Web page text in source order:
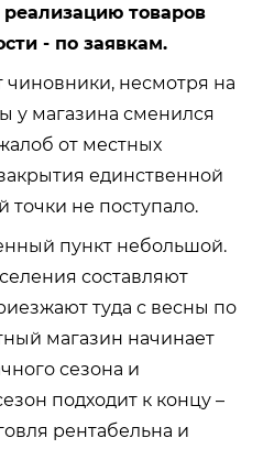
товаров
- по заявкам.
чиновники, несмотря на
у магазина сменился
от местных
единственной
точки не поступало.
пункт небольшой.
составляют
туда с весны по
магазин начинает
сезона и
подходит к концу –
рентабельна и